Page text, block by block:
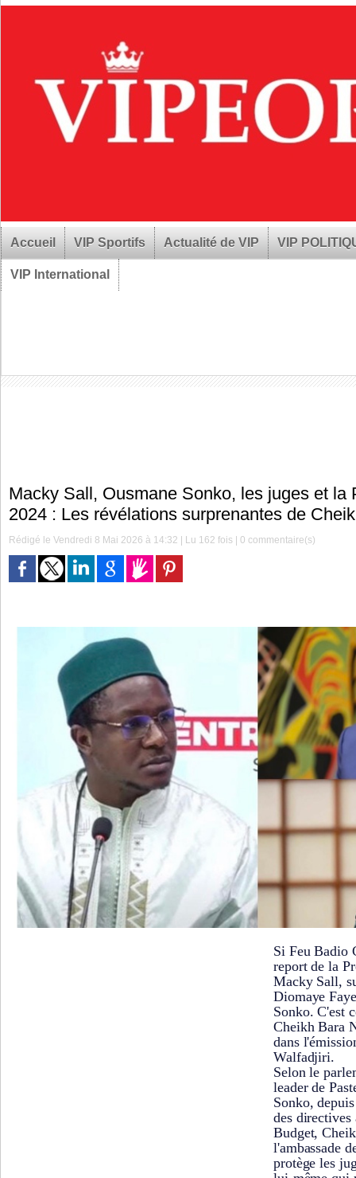
Accueil VIP Sportifs Actualité de VIP VIP
VIP International
Macky Sall, Ousmane Sonko, les juges et la
2024 : Les révélations surprenantes de
Rédigé le Vendredi 8 Mai 2026 à 14:32 | Lu 162 fois |0 commentaire(s)
Si Feu Badio
report de la
Macky Sall,
Diomaye
Sonko. C'est
Cheikh Bara
dans
Walfadjiri.
Selon le
leader de
Sonko,
des
Budget,
l'ambassade
protège les